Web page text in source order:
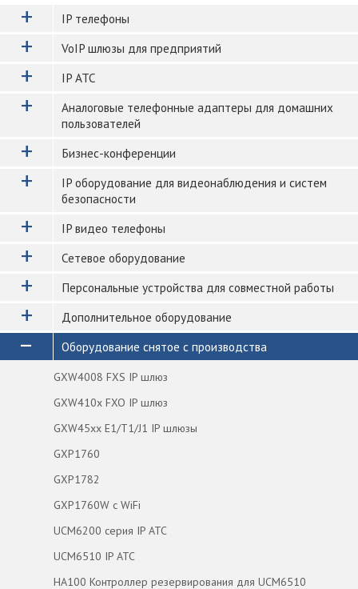
+ IP телефоны
+ VoIP шлюзы для предприятий
+ IP АТС
+
Аналоговые телефонные адаптеры для домашних
пользователей
+ Бизнес-конференции
+
IP оборудование для видеонаблюдения и систем
безопасности
+ IP видео телефоны
+ Сетевое оборудование
+ Персональные устройства для совместной работы
+ Дополнительное оборудование
− Оборудование снятое с производства
GXW4008 FXS IP шлюз
GXW410x FXO IP шлюз
GXW45xx E1/T1/J1 IP шлюзы
GXP1760
GXP1782
GXP1760W c WiFi
UCM6200 серия IP АТС
UCM6510 IP АТС
HA100 Контроллер резервирования для UCM6510